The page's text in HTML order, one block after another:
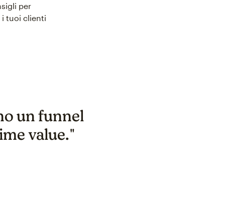
per
i tuoi clienti
un funnel
value."